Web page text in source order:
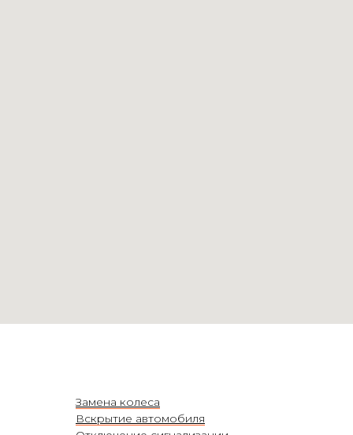
Замена колеса
Вскрытие автомобиля